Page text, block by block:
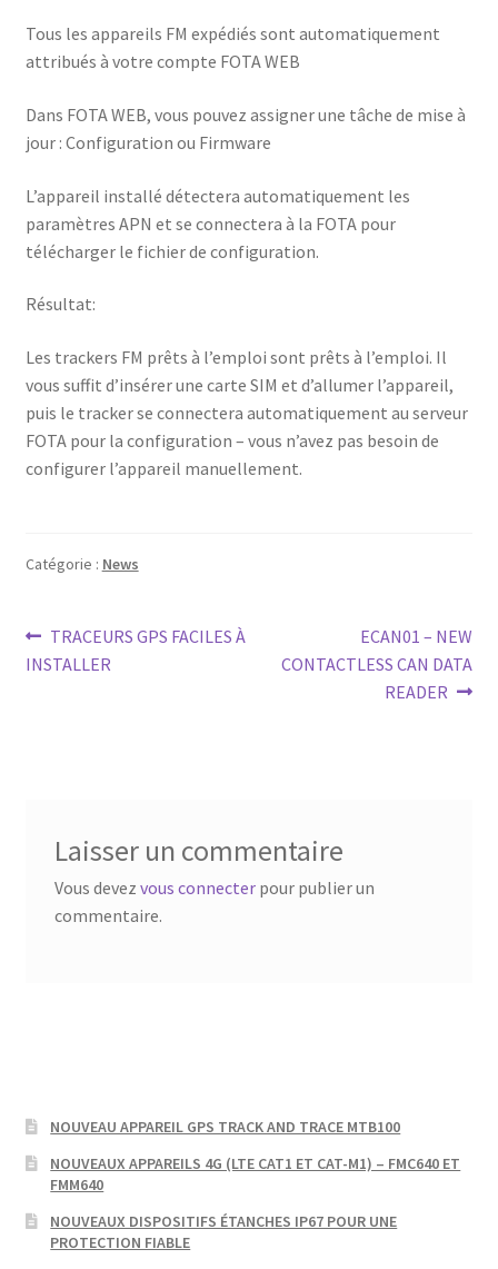
Tous les appareils FM expédiés sont automatiquement
attribués à votre compte FOTA WEB
Dans FOTA WEB, vous pouvez assigner une tâche de mise à
jour : Configuration ou Firmware
L’appareil installé détectera automatiquement les
paramètres APN et se connectera à la FOTA pour
télécharger le fichier de configuration.
Résultat:
Les trackers FM prêts à l’emploi sont prêts à l’emploi. Il
vous suffit d’insérer une carte SIM et d’allumer l’appareil,
puis le tracker se connectera automatiquement au serveur
FOTA pour la configuration – vous n’avez pas besoin de
configurer l’appareil manuellement.
Catégorie : News
Navigation
de
Article
précédent :
TRACEURS GPS FACILES À
INSTALLER
Article
suivant :
ECAN01 – NEW
CONTACTLESS CAN DATA
READER
Laisser un commentaire
Vous devez vous connecterpour publier un
commentaire.
NOUVEAU APPAREIL GPS TRACK AND TRACE MTB100
NOUVEAUX APPAREILS 4G (LTE CAT1 ET CAT-M1) – FMC640 ET
FMM640
NOUVEAUX DISPOSITIFS ÉTANCHES IP67 POUR UNE
PROTECTION FIABLE